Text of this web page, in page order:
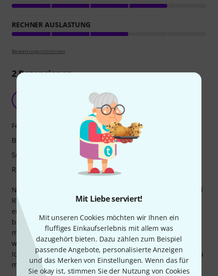
Mit Liebe serviert!
Mit unseren Cookies möchten wir Ihnen ein
fluffiges Einkaufserlebnis mit allem was
dazugehört bieten. Dazu zählen zum Beispiel
passende Angebote, personalisierte Anzeigen
und das Merken von Einstellungen. Wenn das für
Sie okay ist, stimmen Sie der Nutzung von Cookies
RECHNER AUSLASTUNG
Bewertungsrichtlinien
2Rezensionen
Der Registrierungsprozess ist eine Zumutung!
MikcaEL 15.06.2026
Nach anfänglichen Schwierigkeiten bei der Installation und
Registrierung unter MacOS lief das Plugin irgendwann
endlich. Aber als ich nach mehreren Wochen es wieder
benutzen wollte, ging es wieder nicht. Angeblich wäre
meine Lizenz abgelaufen. Der Support konnte bisher nicht
weiter helfen.
Ich werde versuchen, den Kauf bei Thomann rückgängig zu
machen, vielleicht ist Thomann da ja kullant?
Features
Bedienung
Sound/Qualität
Rechner Auslastung